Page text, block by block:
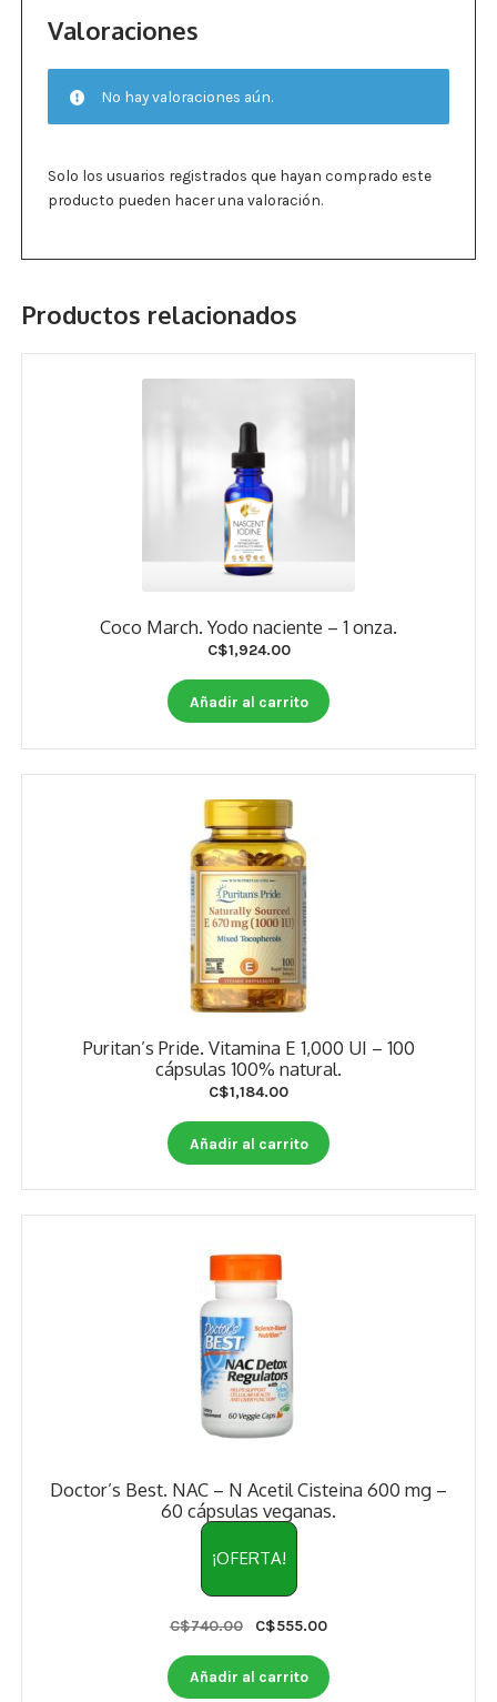
Multivitaminas Niños
cápsulas.
Valoraciones
No hay valoraciones aún.
Solo los usuarios registrados que hayan comprado este
producto pueden hacer una valoración.
Productos relacionados
Coco March. Yodo naciente – 1 onza.
C$1,924.00
Añadir al carrito
Puritan’s Pride. Vitamina E 1,000 UI – 100
cápsulas 100% natural.
C$1,184.00
Añadir al carrito
Doctor’s Best. NAC – N Acetil Cisteina 600 mg –
60 cápsulas veganas.
¡OFERTA!
C$740.00
Original
was:
C$740.00.
C$555.00Current
is:
Añadir al carrito